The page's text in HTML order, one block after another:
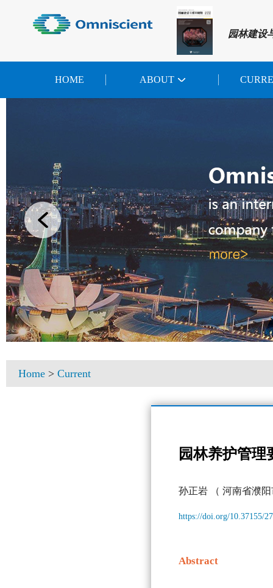
园林建设
HOME ABOUT
Home > Current
园林养护管理
孙正岩 （ 河南省濮
https://doi.org/10.37155/
Abstract